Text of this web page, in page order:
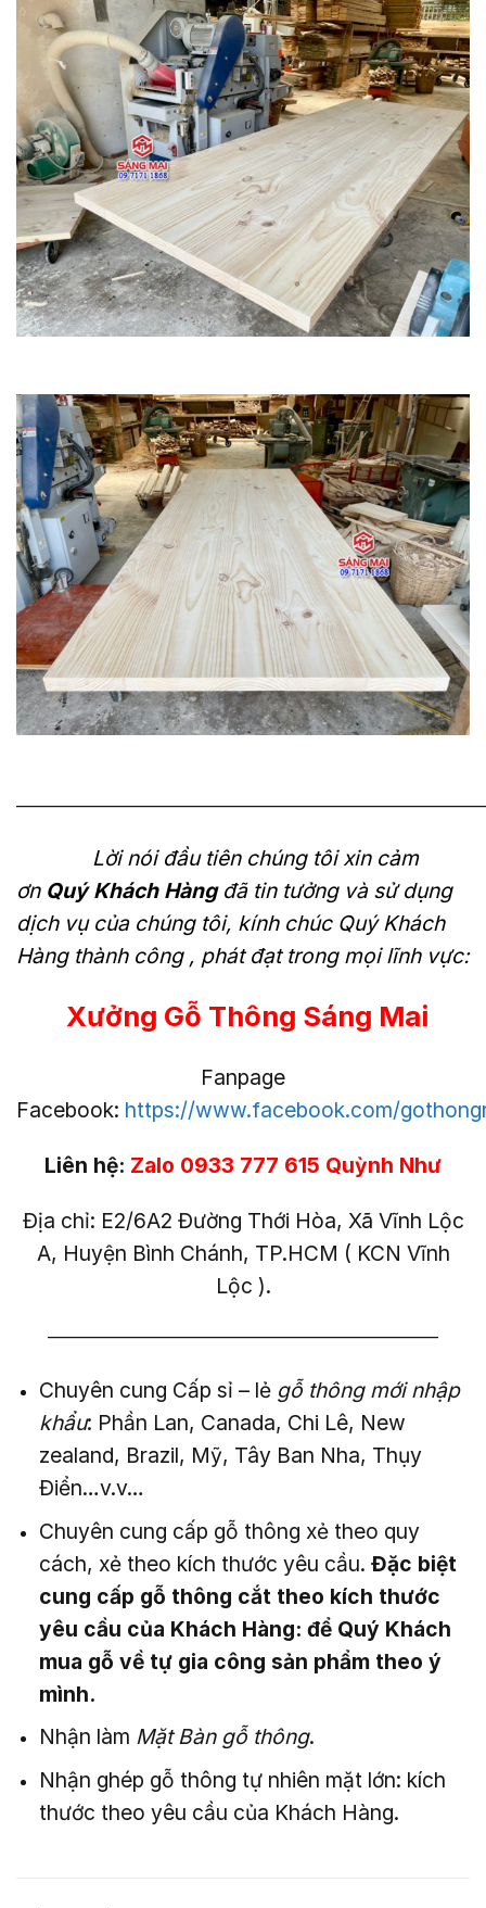
Lời nói đầu tiên chúng tôi xin cảm
ơn Quý Khách Hàngđã tin tưởng và sử dụng
dịch vụ của chúng tôi, kính chúc Quý Khách
Hàng thành công , phát đạt trong mọi lĩnh vực:
Xưởng Gỗ Thông Sáng Mai
Fanpage
Facebook: https://www.facebook.com/
Liên hệ: Zalo 0933 777 615 Quỳnh Như
Địa chỉ: E2/6A2 Đường Thới Hòa, Xã Vĩnh Lộc
A, Huyện Bình Chánh, TP.HCM ( KCN Vĩnh
Lộc ).
——————————————————————–
Chuyên cung Cấp sỉ – lẻ gỗ thông mới nhập
khẩu: Phần Lan, Canada, Chi Lê, New
zealand, Brazil, Mỹ, Tây Ban Nha, Thụy
Điển…v.v…
Chuyên cung cấp gỗ thông xẻ theo quy
cách, xẻ theo kích thước yêu cầu. Đặc biệt
cung cấp gỗ thông cắt theo kích thước
yêu cầu của Khách Hàng: để Quý Khách
mua gỗ về tự gia công sản phẩm theo ý
mình.
Nhận làm Mặt Bàn gỗ thông.
Nhận ghép gỗ thông tự nhiên mặt lớn: kích
thước theo yêu cầu của Khách Hàng.